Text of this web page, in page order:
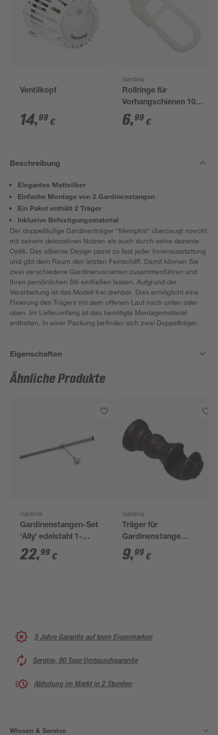
Ventilkopf
14,99 €
Gardinia
Rollringe für
Vorhangschienen 100
Stück
6,99 €
Beschreibung
Elegantes Mattsilber
Einfache Montage von 2 Gardinenstangen
Ein Paket enthält 2 Träger
Inklusive Befestigungsmaterial
Der doppelläufige Gardinenträger "Memphis" überzeugt sowohl
mit seinem dekorativen Nutzen als auch durch seine dezente
Optik. Das silberne Design passt zu fast jeder Innenausstattung
und gibt dem Raum den letzten Feinschliff. Damit können Sie
zwei verschiedene Gardinenvarianten zusammenführen und
Ihren persönlichen Stil einfließen lassen. Aufgrund der
Verarbeitung ist das Modell frei drehbar. Dies ermöglicht eine
Fixierung des Trägers mit dem offenen Lauf nach unten oder
oben. Im Lieferumfang ist das benötigte Montagematerial
enthalten. In einer Packung befinden sich zwei Doppelträger.
Eigenschaften
Ähnliche Produkte
Gardinia
Gardinenstangen-Set
'Ally' edelstahl 1-
läufig 200 cm
22,99 €
Gardinia
Träger für
Gardinenstange
'Country' Rustikal
offen braun
9,99 €
5 Jahre Garantie auf toom Eigenmarken
Sorglos, 90 Tage Umtauschgarantie
Abholung im Markt in 2 Stunden
Wissen & Service